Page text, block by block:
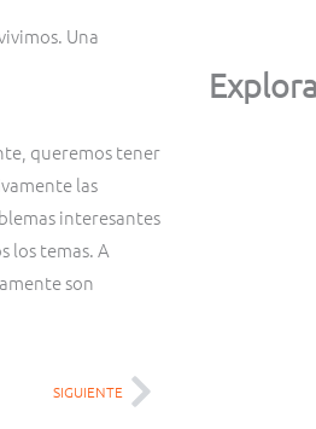
Una
queremos tener
las
interesantes
los temas. A
son
SIGUIENTESiguiente
Explora